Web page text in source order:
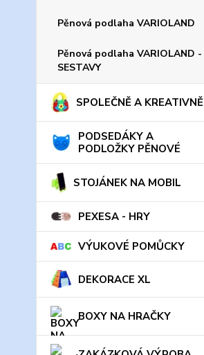
Pěnová podlaha VARIOLAND
Pěnová podlaha VARIOLAND -
SESTAVY
SPOLEČNĚ A KREATIVNĚ
PODSEDÁKY A
PODLOŽKY PĚNOVÉ
STOJÁNEK NA MOBIL
PEXESA - HRY
VÝUKOVÉ POMŮCKY
DEKORACE XL
BOXY NA HRAČKY